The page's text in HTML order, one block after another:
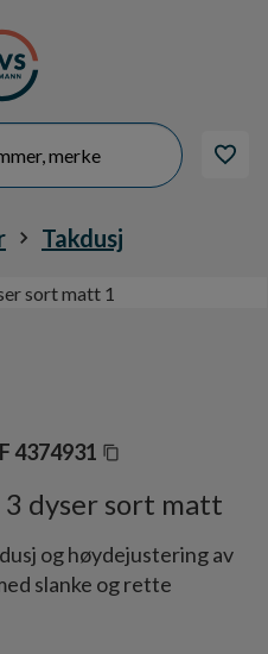
Takdusj
4374931
dyser sort matt
og høydejustering av
slanke og rette